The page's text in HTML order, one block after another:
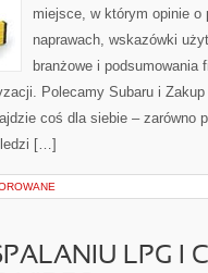
miejsce, w którym opinie
naprawach, wskazówki
branżowe i podsumowania
Polecamy Subaru i
coś dla siebie – zarówno
[…]
LPG I